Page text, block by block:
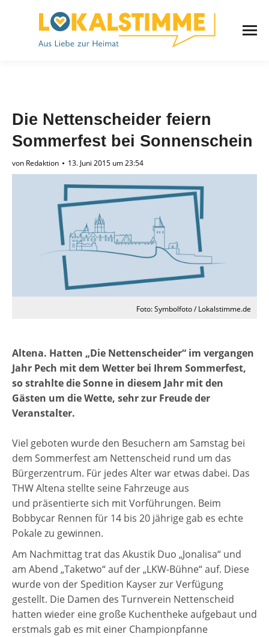
Die Nettenscheider feiern
Sommerfest bei Sonnenschein
von Redaktion 13. Juni 2015 um 23:54
Foto: Symbolfoto / Lokalstimme.de
Altena. Hatten „Die Nettenscheider“ im vergangen
Jahr Pech mit dem Wetter bei Ihrem Sommerfest,
so strahlte die Sonne in diesem Jahr mit den
Gästen um die Wette, sehr zur Freude der
Veranstalter.
Viel geboten wurde den Besuchern am Samstag bei
dem Sommerfest am Nettenscheid rund um das
Bürgerzentrum. Für jedes Alter war etwas dabei. Das
THW Altena stellte seine Fahrzeuge aus
und präsentierte sich mit Vorführungen. Beim
Bobbycar Rennen für 14 bis 20 jährige gab es echte
Pokale zu gewinnen.
Am Nachmittag trat das Akustik Duo „Jonalisa“ und
am Abend „Taketwo“ auf der „LKW-Bühne“ auf. Diese
wurde von der Spedition Kayser zur Verfügung
gestellt. Die Damen des Turnverein Nettenscheid
hatten wieder eine große Kuchentheke aufgebaut und
erstmals gab es mit einer Championpfanne